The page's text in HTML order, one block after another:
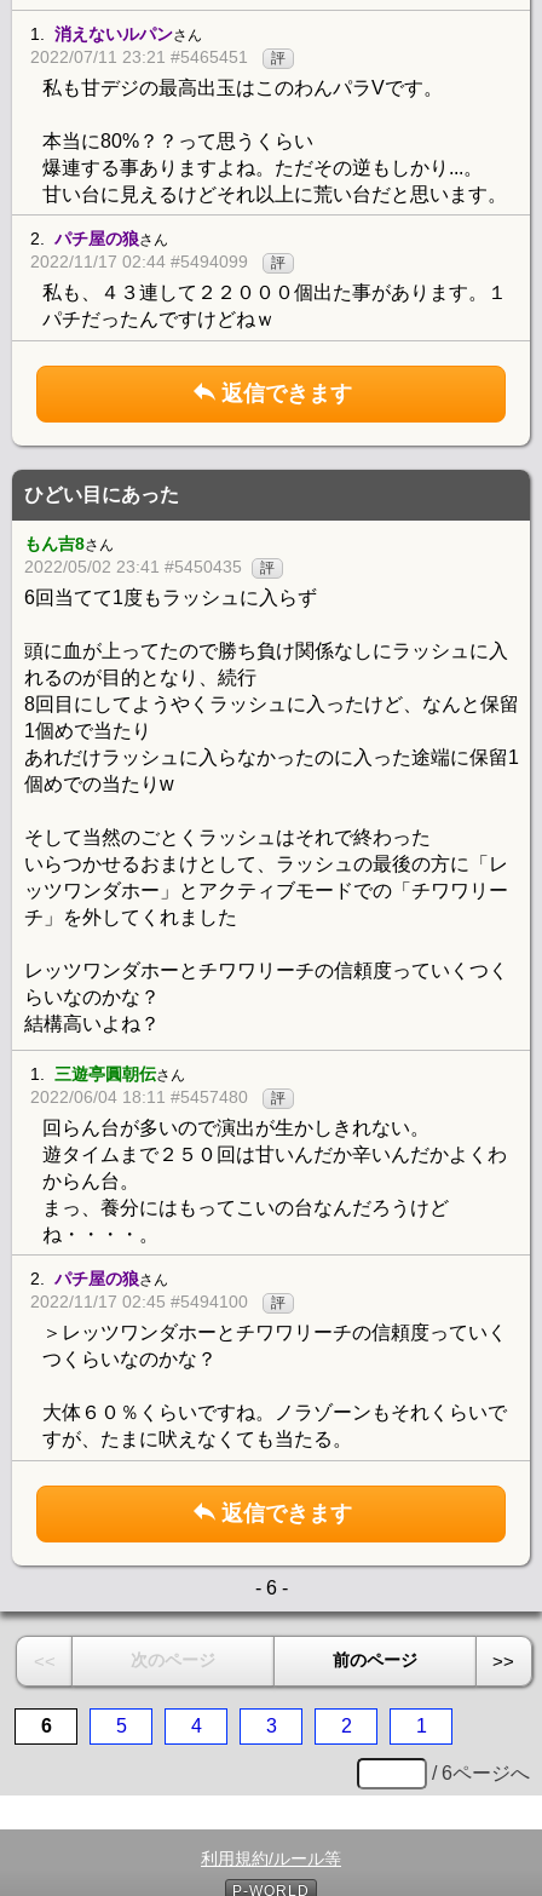
1. 消えないルパンさん
2022/07/11 23:21 #5465451 評
私も甘デジの最高出玉はこのわんパラVです。
本当に80%？？って思うくらい
爆連する事ありますよね。ただその逆もしかり...。
甘い台に見えるけどそれ以上に荒い台だと思います。
2. パチ屋の狼さん
2022/11/17 02:44 #5494099 評
私も、４３連して２２０００個出た事があります。１
パチだったんですけどねｗ
返信できます
ひどい目にあった
もん吉8さん
2022/05/02 23:41 #5450435 評
6回当てて1度もラッシュに入らず
頭に血が上ってたので勝ち負け関係なしにラッシュに入
れるのが目的となり、続行
8回目にしてようやくラッシュに入ったけど、なんと保留
1個めで当たり
あれだけラッシュに入らなかったのに入った途端に保留1
個めでの当たりw
そして当然のごとくラッシュはそれで終わった
いらつかせるおまけとして、ラッシュの最後の方に「レ
ッツワンダホー」とアクティブモードでの「チワワリー
チ」を外してくれました
レッツワンダホーとチワワリーチの信頼度っていくつく
らいなのかな？
結構高いよね？
1. 三遊亭圓朝伝さん
2022/06/04 18:11 #5457480 評
回らん台が多いので演出が生かしきれない。
遊タイムまで２５０回は甘いんだか辛いんだかよくわ
からん台。
まっ、養分にはもってこいの台なんだろうけど
ね・・・・。
2. パチ屋の狼さん
2022/11/17 02:45 #5494100 評
＞レッツワンダホーとチワワリーチの信頼度っていく
つくらいなのかな？
大体６０％くらいですね。ノラゾーンもそれくらいで
すが、たまに吠えなくても当たる。
返信できます
- 6 -
<< 次のページ 前のページ >>
6 5 4 3 2 1
/ 6ページへ
利用規約/ルール等
P-WORLD